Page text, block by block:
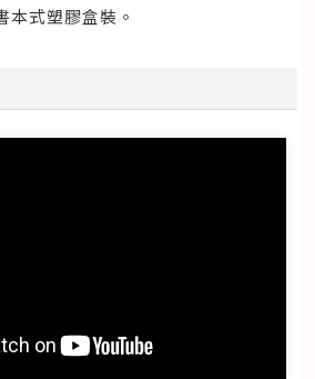
本式塑膠盒裝。